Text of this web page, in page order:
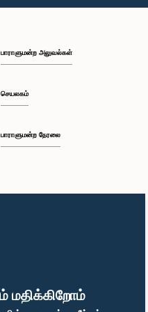
மதிக்கிறோம்
பாராளுமன்ற அலுவல்கள்
செயலகம்
பாராளுமன்ற நேரலை